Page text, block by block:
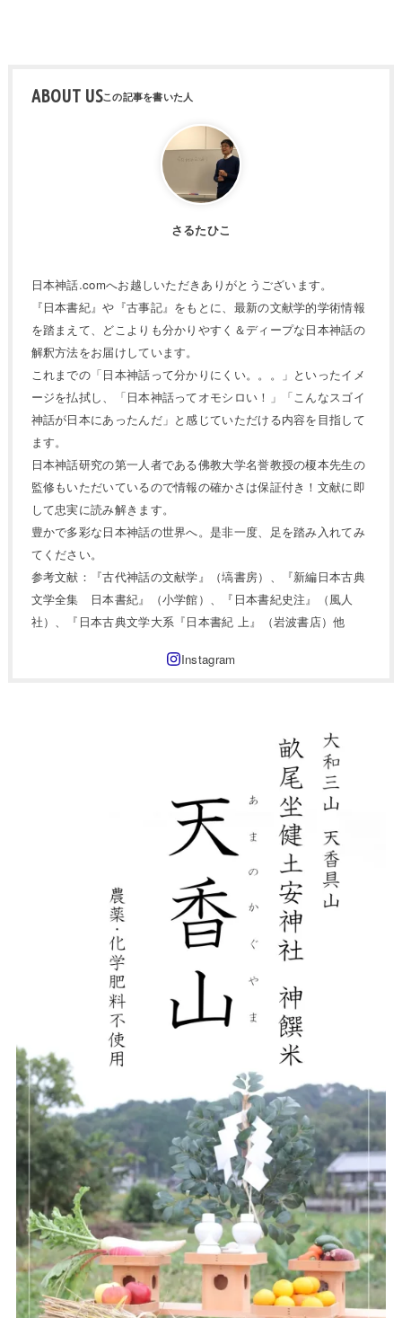
ABOUT US
さるたひこ
日本神話.comへお越しいただきありがとうございます。
『日本書紀』や『古事記』をもとに、最新の文献学的学術情報
を踏まえて、どこよりも分かりやすく＆ディープな日本神話の
解釈方法をお届けしています。
これまでの「日本神話って分かりにくい。。。」といったイメ
ージを払拭し、「日本神話ってオモシロい！」「こんなスゴイ
神話が日本にあったんだ」と感じていただける内容を目指して
ます。
日本神話研究の第一人者である佛教大学名誉教授の榎本先生の
監修もいただいているので情報の確かさは保証付き！文献に即
して忠実に読み解きます。
豊かで多彩な日本神話の世界へ。是非一度、足を踏み入れてみ
てください。
参考文献：『古代神話の文献学』（塙書房）、『新編日本古典
文学全集 日本書紀』（小学館）、『日本書紀史注』（風人
社）、『日本古典文学大系『日本書紀 上』（岩波書店）他